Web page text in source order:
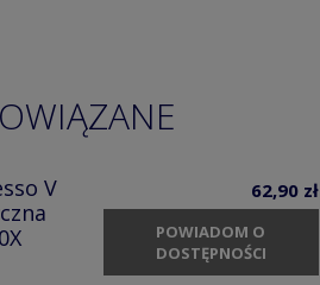
V
62,90 zł
POWIADOM O
DOSTĘPNOŚCI